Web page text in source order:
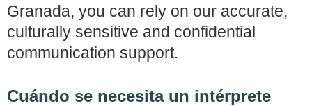
Granada, you can rely on our accurate,
culturally sensitive and confidential
communication support.
Cuándo se necesita un intérprete